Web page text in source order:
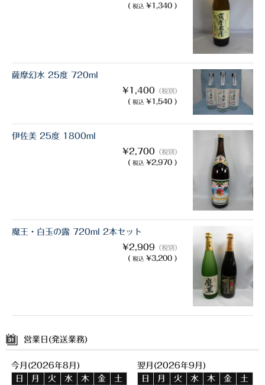
( 税込 ¥1,340 )
薩摩幻水 25度 720ml
¥1,400 （税別）
( 税込 ¥1,540 )
伊佐美 25度 1800ml
¥2,700 （税別）
( 税込 ¥2,970 )
魔王・白玉の露 720ml 2本セット
¥2,909 （税別）
( 税込 ¥3,200 )
営業日(発送業務)
今月(2026年8月)
日
月 火 水 木 金
土
翌月(2026年9月)
日
月 火 水 木 金
土